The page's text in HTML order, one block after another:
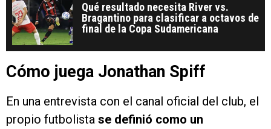
Qué resultado necesita River vs.
Bragantino para clasificar a octavos de
final de la Copa Sudamericana
Cómo juega Jonathan Spiff
En una entrevista con el canal oficial del club, el
propio futbolista se definió como un